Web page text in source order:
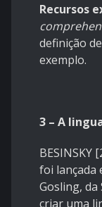
Recursos
definição
exemplo.
3 – A
BESINSKY
foi lançada
Gosling, da
criar uma